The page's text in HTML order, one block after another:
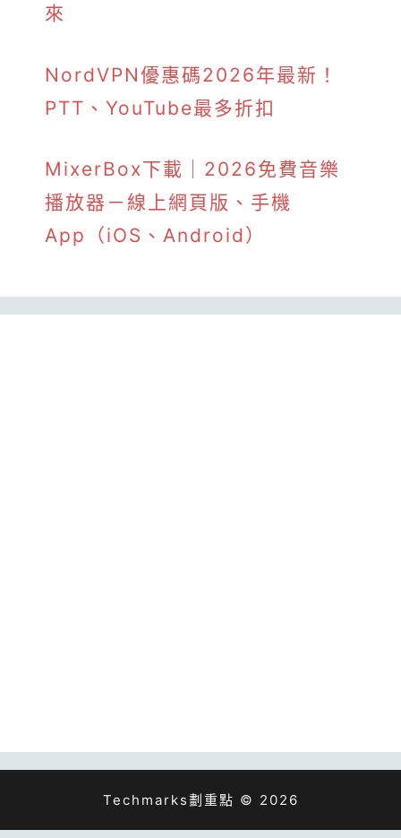
來
NordVPN優惠碼2026年最新！
PTT、YouTube最多折扣
MixerBox下載｜2026免費音樂
播放器－線上網頁版、手機
App（iOS、Android）
Techmarks劃重點 © 2026